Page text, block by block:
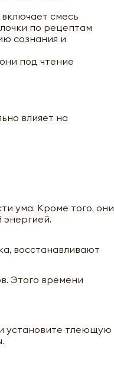
смесь
по рецептам
сознания и
под чтение
влияет на
ума. Кроме того, они
восстанавливают
Этого времени
установите тлеющую
Ppure | Пипьюр 15г